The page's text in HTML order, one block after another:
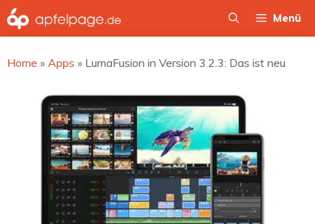
Zum
Inhalt
Menü
Home » Apps » LumaFusion in Version 3.2.3: Das ist neu